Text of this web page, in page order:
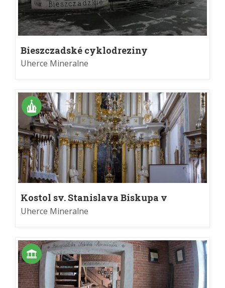
Bieszczadské cyklodreziny
Uherce Mineralne
Kostol sv. Stanislava Biskupa v
Uhercach Mineralnych
Uherce Mineralne